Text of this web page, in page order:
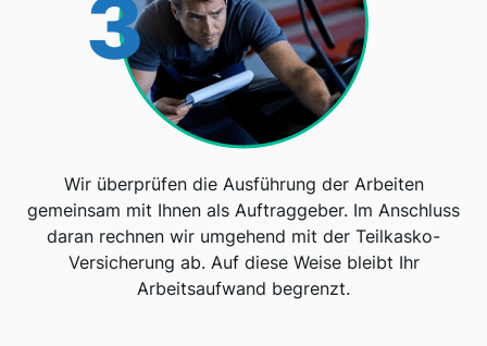
Wir überprüfen die Ausführung der Arbeiten
gemeinsam mit Ihnen als Auftraggeber. Im Anschluss
daran rechnen wir umgehend mit der Teilkasko-
Versicherung ab. Auf diese Weise bleibt Ihr
Arbeitsaufwand begrenzt.